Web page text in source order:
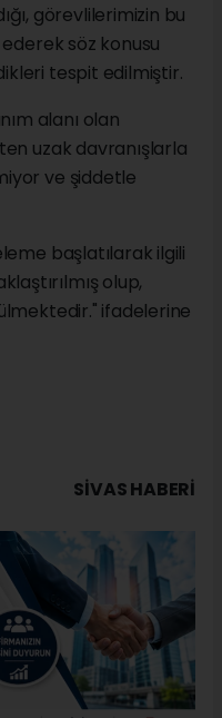
görevlilerimizin bu
ederek söz konusu
tespit edilmiştir.
alanı olan
uzak davranışlarla
ve şiddetle
başlatılarak ilgili
olup,
ifadelerine
SIVAS HABERİ